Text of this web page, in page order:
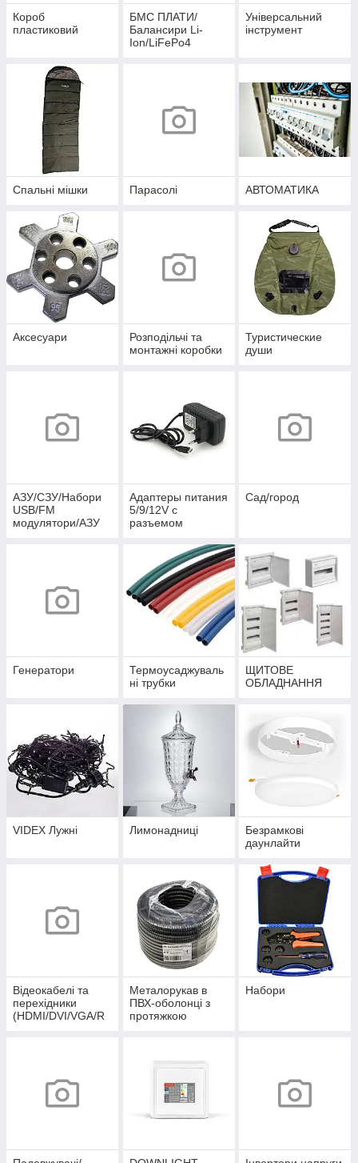
Короб
пластиковий
БМС ПЛАТИ/
Балансири Li-
Ion/LiFePo4
Універсальний
інструмент
Спальні мішки Парасолі АВТОМАТИКА
Аксесуари
Розподільчі та
монтажні коробки
Туристические
души
АЗУ/СЗУ/Набори
USB/FM
модулятори/АЗУ
Адаптеры питания
5/9/12V c
разъемом
Сад/город
Генератори
Термоусаджуваль
ні трубки
ЩИТОВЕ
ОБЛАДНАННЯ
VIDEX Лужні Лимонадниці
Безрамкові
даунлайти
Відеокабелі та
перехідники
(HDMI/DVI/VGA/R
Металорукав в
ПВХ-оболонці з
протяжкою
Набори